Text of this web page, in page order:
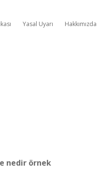
Yasal Uyarı Hakkımızda
nedir örnek